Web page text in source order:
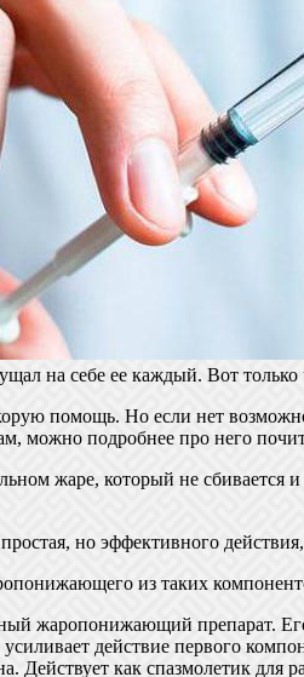
на себе ее каждый. Вот
помощь. Но если нет
можно подробнее про него
жаре, который не сбивается
но эффективного
из таких
жаропонижающий препарат.
действие первого
Действует как спазмолетик для